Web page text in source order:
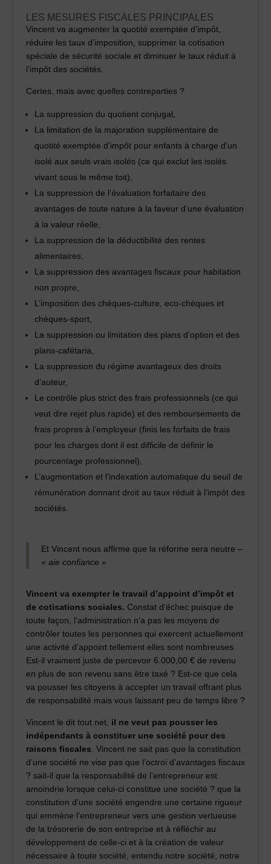
LES MESURES FISCALES PRINCIPALES
Vincent va augmenter la quotité exemptée d’impôt,
réduire les taux d’imposition, supprimer la cotisation
spéciale de sécurité sociale et diminuer le taux réduit à
l’impôt des sociétés.
Certes, mais avec quelles contreparties ?
La suppression du quotient conjugal,
La limitation de la majoration supplémentaire de
quotité exemptée d’impôt pour enfants à charge d’un
isolé aux seuls vrais isolés (ce qui exclut les isolés
vivant sous le même toit),
La suppression de l’évaluation forfaitaire des
avantages de toute nature à la faveur d’une évaluation
à la valeur réelle,
La suppression de la déductibilité des rentes
alimentaires,
La suppression des avantages fiscaux pour habitation
non propre,
L’imposition des chèques-culture, eco-chèques et
chèques-sport,
La suppression ou limitation des plans d’option et des
plans-cafétaria,
La suppression du régime avantageux des droits
d’auteur,
Le contrôle plus strict des frais professionnels (ce qui
veut dire rejet plus rapide) et des remboursements de
frais propres à l’employeur (finis les forfaits de frais
pour les charges dont il est difficile de définir le
pourcentage professionnel),
L’augmentation et l’indexation automatique du seuil de
rémunération donnant droit au taux réduit à l’impôt des
sociétés.
Et Vincent nous affirme que la réforme sera neutre –
« aie confiance »
Vincent va exempter le travail d’appoint d’impôt et
de cotisations sociales. Constat d’échec puisque de
toute façon, l’administration n’a pas les moyens de
contrôler toutes les personnes qui exercent actuellement
une activité d’appoint tellement elles sont nombreuses.
Est-il vraiment juste de percevoir 6.000,00 € de revenu
en plus de son revenu sans être taxé ? Est-ce que cela
va pousser les citoyens à accepter un travail offrant plus
de responsabilité mais vous laissant peu de temps libre ?
Vincent le dit tout net, il ne veut pas pousser les
indépendants à constituer une société pour des
raisons fiscales . Vincent ne sait pas que la constitution
d’une société ne vise pas que l’octroi d’avantages fiscaux
? sait-il que la responsabilité de l’entrepreneur est
amoindrie lorsque celui-ci constitue une société ? que la
constitution d’une société engendre une certaine rigueur
qui emmène l’entrepreneur vers une gestion vertueuse
de la trésorerie de son entreprise et à réfléchir au
développement de celle-ci et à la création de valeur
nécessaire à toute société, entendu notre société, notre